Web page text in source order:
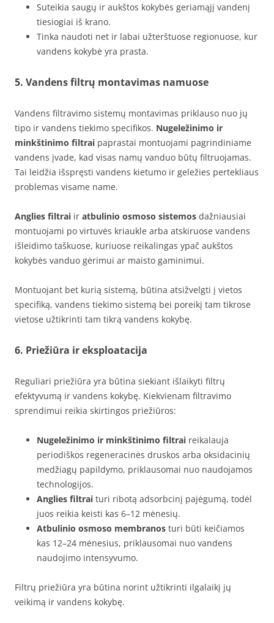
Suteikia saugų ir aukštos kokybės geriamąjį vandenį
tiesiogiai iš krano.
Tinka naudoti net ir labai užterštuose regionuose, kur
vandens kokybė yra prasta.
5. Vandens filtrų montavimas namuose
Vandens filtravimo sistemų montavimas priklauso nuo jų
tipo ir vandens tiekimo specifikos. Nugeležinimo ir
minkštinimo filtrai paprastai montuojami pagrindiniame
vandens įvade, kad visas namų vanduo būtų filtruojamas.
Tai leidžia išspręsti vandens kietumo ir geležies pertekliaus
problemas visame name.
Anglies filtrai ir atbulinio osmoso sistemos dažniausiai
montuojami po virtuvės kriaukle arba atskiruose vandens
išleidimo taškuose, kuriuose reikalingas ypač aukštos
kokybės vanduo gėrimui ar maisto gaminimui.
Montuojant bet kurią sistemą, būtina atsižvelgti į vietos
specifiką, vandens tiekimo sistemą bei poreikį tam tikrose
vietose užtikrinti tam tikrą vandens kokybę.
6. Priežiūra ir eksploatacija
Reguliari priežiūra yra būtina siekiant išlaikyti filtrų
efektyvumą ir vandens kokybę. Kiekvienam filtravimo
sprendimui reikia skirtingos priežiūros:
Nugeležinimo ir minkštinimo filtrai reikalauja
periodiškos regeneracinės druskos arba oksidacinių
medžiagų papildymo, priklausomai nuo naudojamos
technologijos.
Anglies filtrai turi ribotą adsorbcinį pajėgumą, todėl
juos reikia keisti kas 6–12 mėnesių.
Atbulinio osmoso membranos turi būti keičiamos
kas 12–24 mėnesius, priklausomai nuo vandens
naudojimo intensyvumo.
Filtrų priežiūra yra būtina norint užtikrinti ilgalaikį jų
veikimą ir vandens kokybę.